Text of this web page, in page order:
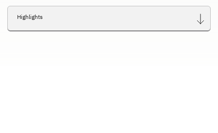
Highlights